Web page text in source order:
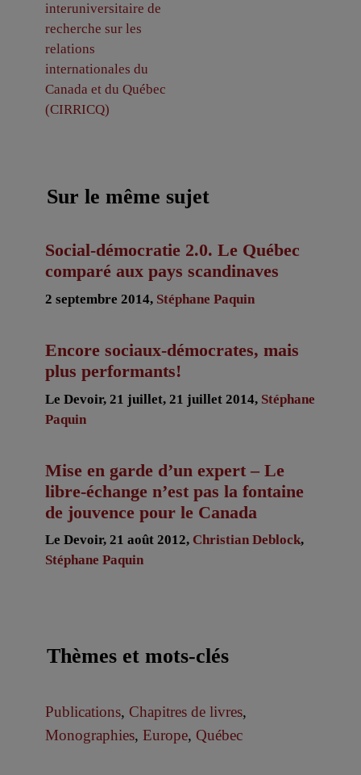
interuniversitaire de
recherche sur les
relations
internationales du
Canada et du Québec
(CIRRICQ)
Sur le même sujet
Social-démocratie 2.0. Le Québec
comparé aux pays scandinaves
2 septembre 2014, Stéphane Paquin
Encore sociaux-démocrates, mais
plus performants!
Le Devoir, 21 juillet, 21 juillet 2014, Stéphane
Paquin
Mise en garde d’un expert – Le
libre-échange n’est pas la fontaine
de jouvence pour le Canada
Le Devoir, 21 août 2012, Christian Deblock,
Stéphane Paquin
Thèmes et mots-clés
Publications, Chapitres de livres,
Monographies, Europe, Québec